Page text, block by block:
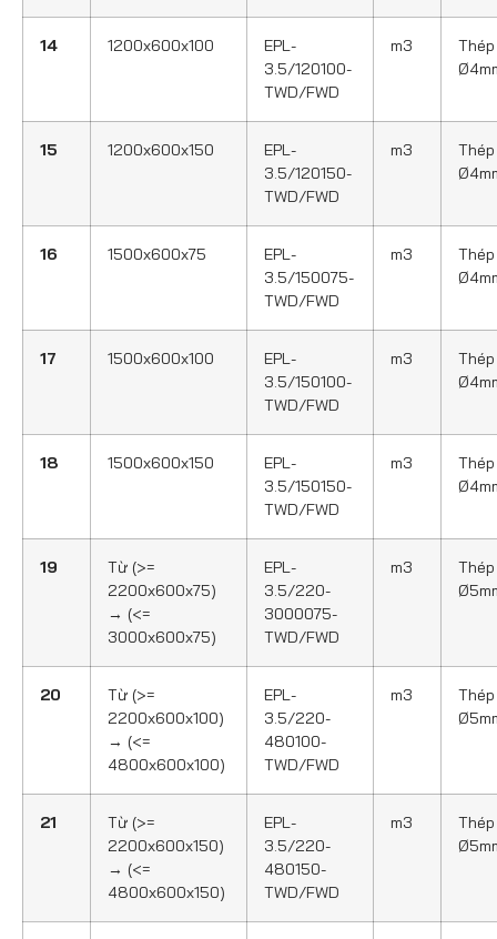
14 1200x600x100
EPL-
3.5/120100-
TWD/FWD
m3
Thép
15 1200x600x150
EPL-
3.5/120150-
TWD/FWD
m3
Thép
16 1500x600x75
EPL-
3.5/150075-
TWD/FWD
m3
Thép
17 1500x600x100
EPL-
3.5/150100-
TWD/FWD
m3
Thép
18 1500x600x150
EPL-
3.5/150150-
TWD/FWD
m3
Thép
19
Từ (>=
2200x600x75)
→ (<=
3000x600x75)
EPL-
3.5/220-
3000075-
TWD/FWD
m3
Thép
20
Từ (>=
2200x600x100)
→ (<=
4800x600x100)
EPL-
3.5/220-
480100-
TWD/FWD
m3
Thép
21
Từ (>=
2200x600x150)
→ (<=
4800x600x150)
EPL-
3.5/220-
480150-
TWD/FWD
m3
Thép